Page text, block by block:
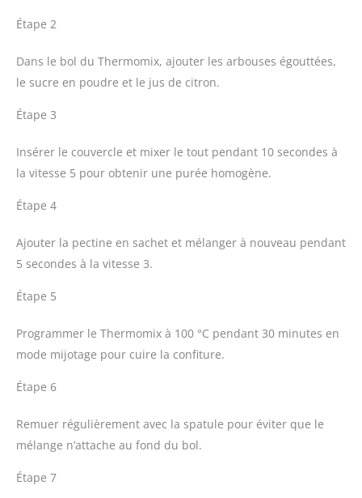
Étape 2
Dans le bol du Thermomix, ajouter les arbouses égouttées,
le sucre en poudre et le jus de citron.
Étape 3
Insérer le couvercle et mixer le tout pendant 10 secondes à
la vitesse 5 pour obtenir une purée homogène.
Étape 4
Ajouter la pectine en sachet et mélanger à nouveau pendant
5 secondes à la vitesse 3.
Étape 5
Programmer le Thermomix à 100 °C pendant 30 minutes en
mode mijotage pour cuire la confiture.
Étape 6
Remuer régulièrement avec la spatule pour éviter que le
mélange n’attache au fond du bol.
Étape 7